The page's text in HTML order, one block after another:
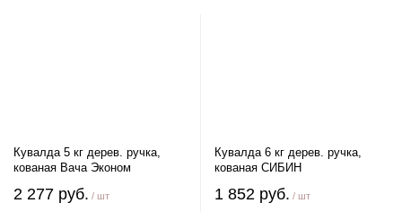
Кувалда 5 кг дерев. ручка,
кованая Вача Эконом
2 277 руб. / шт
Кувалда 6 кг дерев. ручка,
кованая СИБИН
1 852 руб. / шт